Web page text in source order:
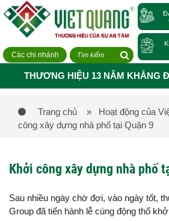
Các chi nhánh
THƯƠNG HIỆU 13 NĂM KHẲNG
Trang chủ » Hoạt động của
công xây dựng nhà phố tại Quận 9
Khởi công xây dựng nhà phố
Sau nhiều ngày chờ đợi, vào ngày tốt,
Group đã tiến hành lễ cúng động thổ